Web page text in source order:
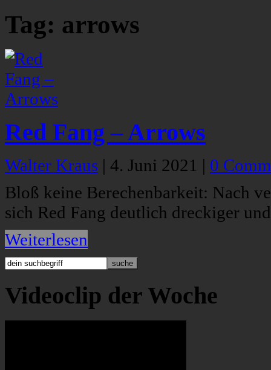
Tag: arrows
Red Fang – Arrows
Walter Kraus | 4. Juni 2021 | 0
Bloß keine Berechenbarkeit: Nach
sich Red Fang deutlich dreckiger
Weiterlesen
Videoclip der Woche